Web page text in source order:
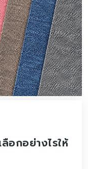
อกอย่างไรให้